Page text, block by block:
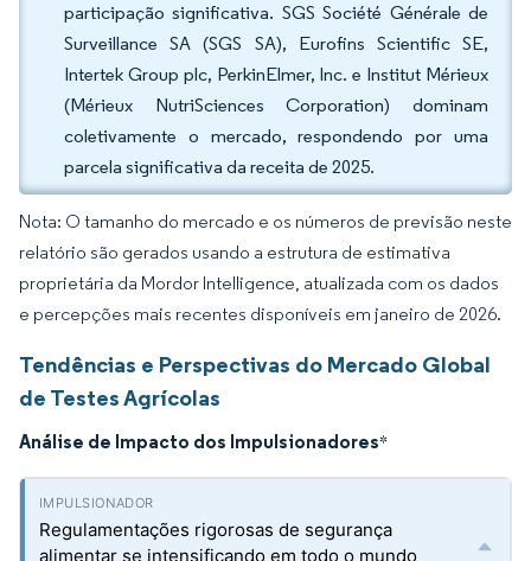
participação significativa. SGS Société Générale de
Surveillance SA (SGS SA), Eurofins Scientific SE,
Intertek Group plc, PerkinElmer, Inc. e Institut Mérieux
(Mérieux NutriSciences Corporation) dominam
coletivamente o mercado, respondendo por uma
parcela significativa da receita de 2025.
Nota: O tamanho do mercado e os números de previsão neste
relatório são gerados usando a estrutura de estimativa
proprietária da Mordor Intelligence, atualizada com os dados
e percepções mais recentes disponíveis em janeiro de 2026.
Tendências e Perspectivas do Mercado Global
de Testes Agrícolas
Análise de Impacto dos Impulsionadores*
Regulamentações rigorosas de segurança
alimentar se intensificando em todo o mundo